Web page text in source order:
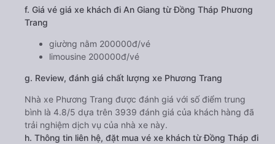
f. Giá vé giá xe khách đi An Giang từ Đồng Tháp Phương
Trang
giường nằm 200000đ/vé
limousine 200000đ/vé
g. Review, đánh giá chất lượng xe Phương Trang
Nhà xe Phương Trang được đánh giá với số điểm trung
bình là 4.8/5 dựa trên 3939 đánh giá của khách hàng đã
trải nghiệm dịch vụ của nhà xe này.
h. Thông tin liên hệ, đặt mua vé xe khách từ Đồng Tháp đi